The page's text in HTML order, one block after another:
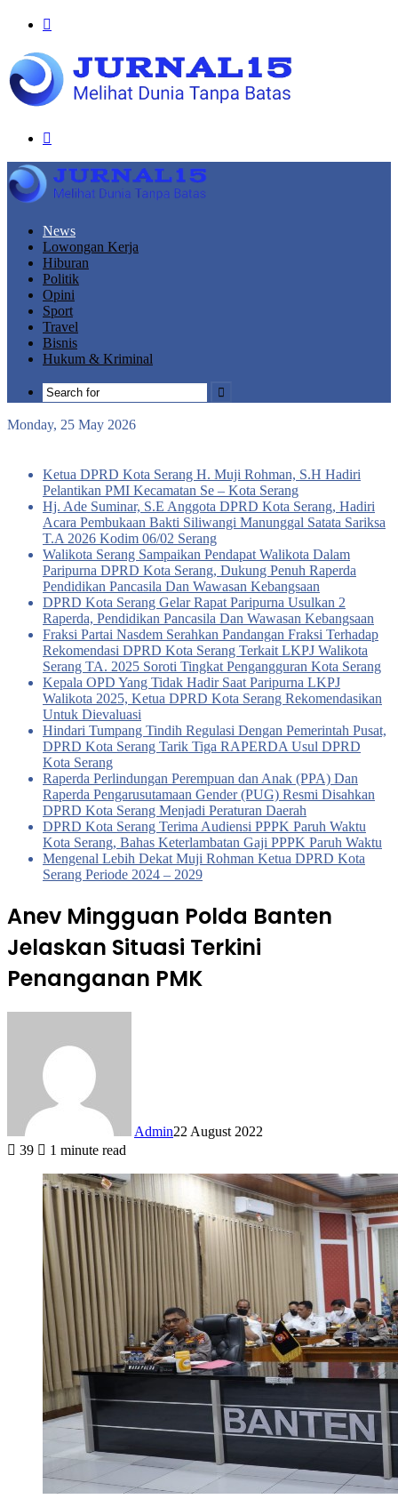
News
Lowongan Kerja
Hiburan
Politik
Opini
Sport
Travel
Bisnis
Hukum & Kriminal
Search
Monday, 25 May 2026
Ketua DPRD Kota Serang H. Muji Rohman, S.H Hadiri
Pelantikan PMI Kecamatan Se – Kota Serang
Hj. Ade Suminar, S.E Anggota DPRD Kota Serang, Hadiri
Acara Pembukaan Bakti Siliwangi Manunggal Satata Sariksa
T.A 2026 Kodim 06/02 Serang
Walikota Serang Sampaikan Pendapat Walikota Dalam
Paripurna DPRD Kota Serang, Dukung Penuh Raperda
Pendidikan Pancasila Dan Wawasan Kebangsaan
DPRD Kota Serang Gelar Rapat Paripurna Usulkan 2
Raperda, Pendidikan Pancasila Dan Wawasan Kebangsaan
Fraksi Partai Nasdem Serahkan Pandangan Fraksi Terhadap
Rekomendasi DPRD Kota Serang Terkait LKPJ Walikota
Serang TA. 2025 Soroti Tingkat Pengangguran Kota Serang
Kepala OPD Yang Tidak Hadir Saat Paripurna LKPJ
Walikota 2025, Ketua DPRD Kota Serang Rekomendasikan
Untuk Dievaluasi
Hindari Tumpang Tindih Regulasi Dengan Pemerintah Pusat,
DPRD Kota Serang Tarik Tiga RAPERDA Usul DPRD
Kota Serang
Raperda Perlindungan Perempuan dan Anak (PPA) Dan
Raperda Pengarusutamaan Gender (PUG) Resmi Disahkan
DPRD Kota Serang Menjadi Peraturan Daerah
DPRD Kota Serang Terima Audiensi PPPK Paruh Waktu
Kota Serang, Bahas Keterlambatan Gaji PPPK Paruh Waktu
Mengenal Lebih Dekat Muji Rohman Ketua DPRD Kota
Serang Periode 2024 – 2029
Anev Mingguan Polda Banten
Jelaskan Situasi Terkini
Penanganan PMK
Admin22 August 2022
39
1 minute read